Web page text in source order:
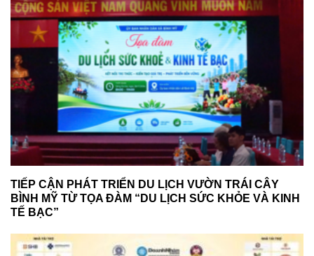
TIẾP CẬN PHÁT TRIỂN DU LỊCH VƯỜN TRÁI CÂY
BÌNH MỸ TỪ TỌA ĐÀM “DU LỊCH SỨC KHỎE VÀ KINH
TẾ BẠC”